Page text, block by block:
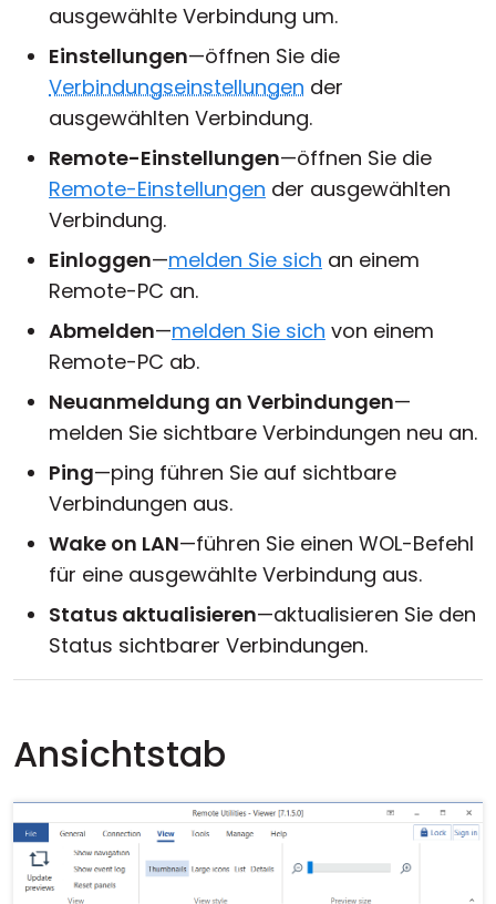
ausgewählte Verbindung um.
Einstellungen—öffnen Sie die
Verbindungseinstellungen der
ausgewählten Verbindung.
Remote-Einstellungen—öffnen Sie die
Remote-Einstellungen der ausgewählten
Verbindung.
Einloggen—melden Sie sich an einem
Remote-PC an.
Abmelden—melden Sie sich von einem
Remote-PC ab.
Neuanmeldung an Verbindungen—
melden Sie sichtbare Verbindungen neu an.
Ping—ping führen Sie auf sichtbare
Verbindungen aus.
Wake on LAN—führen Sie einen WOL-Befehl
für eine ausgewählte Verbindung aus.
Status aktualisieren—aktualisieren Sie den
Status sichtbarer Verbindungen.
Ansichtstab